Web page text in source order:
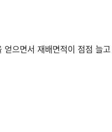
으면서 재배면적이 점점 늘고